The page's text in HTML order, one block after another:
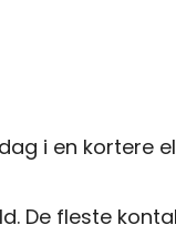
i en kortere
De fleste